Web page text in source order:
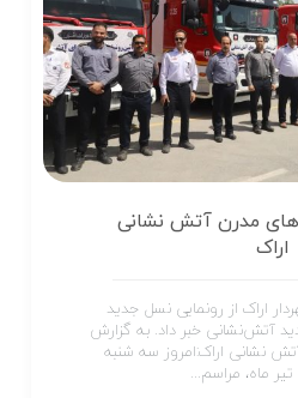
مدرن آتش نشانی
اراک
اراک از رونمایی نسل جدید
آتش‌نشانی خبر داد. به گزارش
نشانی اراک:امروز سه شنبه